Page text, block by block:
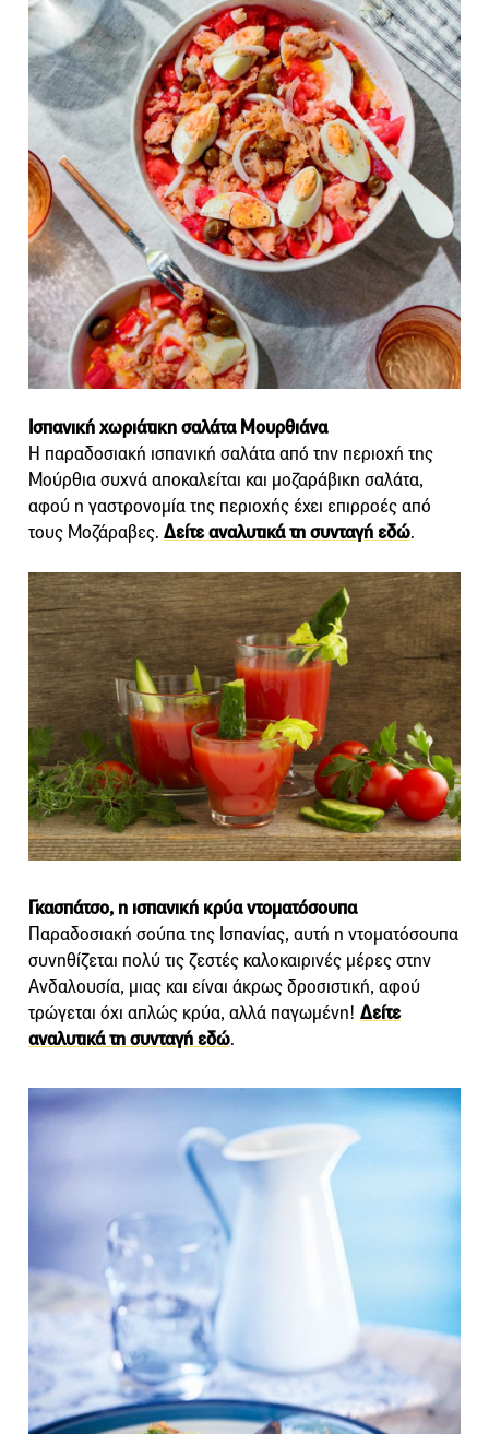
Ισπανική χωριάτικη σαλάτα Μουρθιάνα
Η παραδοσιακή ισπανική σαλάτα από την περιοχή της
Μούρθια συχνά αποκαλείται και μοζαράβικη σαλάτα,
αφού η γαστρονομία της περιοχής έχει επιρροές από
τους Μοζάραβες. Δείτε αναλυτικά τη συνταγή εδώ.
Γκασπάτσο, η ισπανική κρύα ντοματόσουπα
Παραδοσιακή σούπα της Ισπανίας, αυτή η ντοματόσουπα
συνηθίζεται πολύ τις ζεστές καλοκαιρινές μέρες στην
Ανδαλουσία, μιας και είναι άκρως δροσιστική, αφού
τρώγεται όχι απλώς κρύα, αλλά παγωμένη! Δείτε
αναλυτικά τη συνταγή εδώ.